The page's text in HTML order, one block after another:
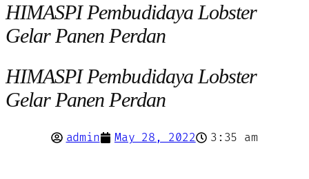
HIMASPI Pembudidaya Lobster
Gelar Panen Perdan
HIMASPI Pembudidaya Lobster
Gelar Panen Perdan
admin May 28, 2022 3:35 am